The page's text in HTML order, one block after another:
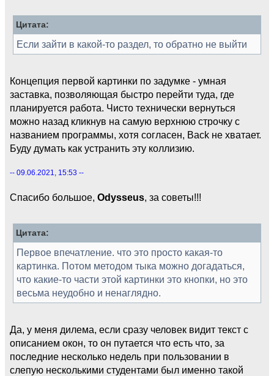
Цитата:
Если зайти в какой-то раздел, то обратно не выйти
Концепция первой картинки по задумке - умная
заставка, позволяющая быстро перейти туда, где
планируется работа. Чисто технически вернуться
можно назад кликнув на самую верхнюю строчку с
названием программы, хотя согласен, Back не хватает.
Буду думать как устранить эту коллизию.
-- 09.06.2021, 15:53 --
Спасибо большое, Odysseus, за советы!!!
Цитата:
Первое впечатление. что это просто какая-то
картинка. Потом методом тыка можно догадаться,
что какие-то части этой картинки это кнопки, но это
весьма неудобно и ненаглядно.
Да, у меня дилема, если сразу человек видит текст с
описанием окон, то он путается что есть что, за
последние несколько недель при пользовании в
слепую несколькими студентами был именно такой